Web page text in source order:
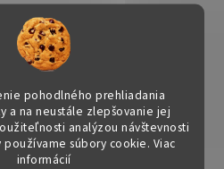
pohodlného prehliadania
a na neustále zlepšovanie jej
analýzou návštevnosti
súbory cookie. Viac
informácií
01